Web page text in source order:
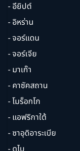
- อียิปต์
- อิหร่าน
- จอร์แดน
- จอร์เจีย
- มาเก๊า
- คาซัคสถาน
- โมร็อกโก
- แอฟริกาใต้
- ซาอุดิอาระเบีย